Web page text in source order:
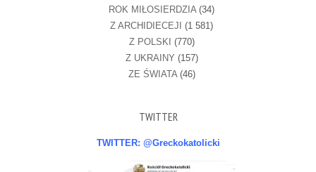
ROK MIŁOSIERDZIA(34)
Z ARCHIDIECEJI (1 581)
Z POLSKI (770)
Z UKRAINY (157)
ZE ŚWIATA(46)
TWITTER
TWITTER: @Greckokatolicki